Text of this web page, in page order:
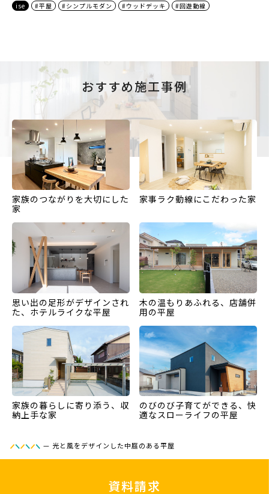
ise #平屋 #シンプルモダン #ウッドデッキ #回遊動線
おすすめ施工事例
家族のつながりを大切にした
家
家事ラク動線にこだわった家
思い出の足形がデザインされ
た、ホテルライクな平屋
木の温もりあふれる、店舗併
用の平屋
家族の暮らしに寄り添う、収
納上手な家
のびのび子育てができる、快
適なスローライフの平屋
— 光と風をデザインした中庭のある平屋
資料請求